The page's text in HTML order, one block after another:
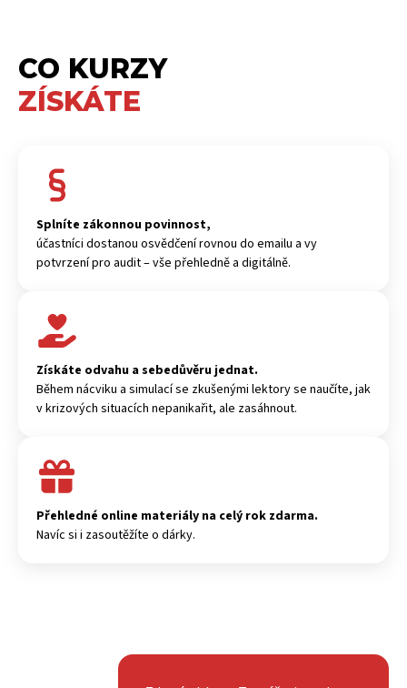
CO KURZY
ZÍSKÁTE
Splníte zákonnou povinnost,
účastníci dostanou osvědčení rovnou do emailu a vy
potvrzení pro audit – vše přehledně a digitálně.
Získáte odvahu a sebedůvěru jednat.
Během nácviku a simulací se zkušenými lektory se naučíte, jak
v krizových situacích nepanikařit, ale zasáhnout.
Přehledné online materiály na celý rok zdarma.
Navíc si i zasoutěžíte o dárky.